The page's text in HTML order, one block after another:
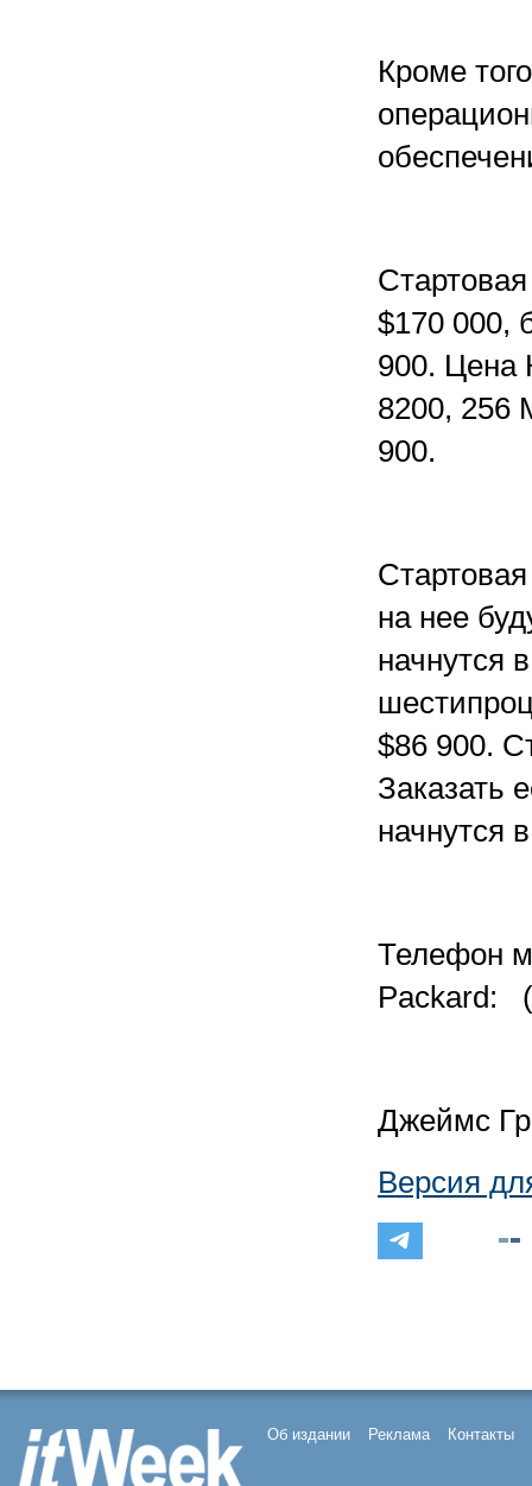
Кроме
$170 000,
900. Цена
8200, 256
900.
на нее
начнутся
$86 900.
Заказать
начнутся
Телефон
Packard:
Джеймс
Версия
Об издании Реклама Контакты